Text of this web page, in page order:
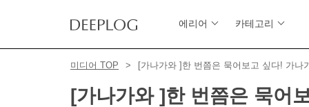
에리어 카테고리
미디어 TOP [가나가와 ]한 번쯤은 묵어보고 싶다! 가나
[가나가와 ]한 번쯤은 묵어